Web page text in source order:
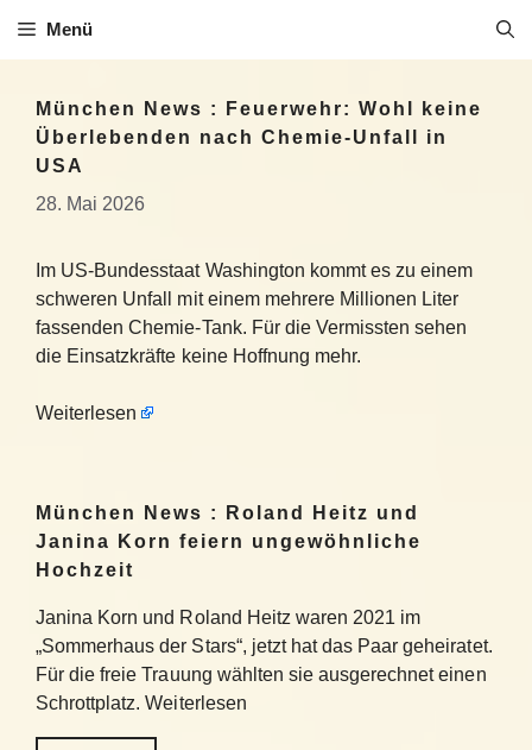
Inhalt
Menü
München News : Feuerwehr: Wohl keine
Überlebenden nach Chemie-Unfall in
USA
28. Mai 2026
Im US-Bundesstaat Washington kommt es zu einem
schweren Unfall mit einem mehrere Millionen Liter
fassenden Chemie-Tank. Für die Vermissten sehen
die Einsatzkräfte keine Hoffnung mehr.
Weiterlesen
München News : Roland Heitz und
Janina Korn feiern ungewöhnliche
Hochzeit
Janina Korn und Roland Heitz waren 2021 im
„Sommerhaus der Stars“, jetzt hat das Paar geheiratet.
Für die freie Trauung wählten sie ausgerechnet einen
Schrottplatz. Weiterlesen